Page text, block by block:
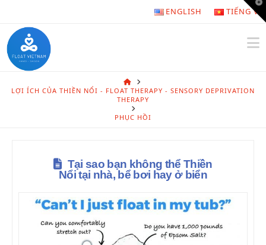
ENGLISH TIẾNG
HOME
LỢI ÍCH CỦA THIỀN NỔI - FLOAT THERAPY - SENSORY DEPRIVATION
THERAPY
PHỤC HỒI
Tại sao bạn không thể Thiền
Nổi tại nhà, bể bơi hay ở biển